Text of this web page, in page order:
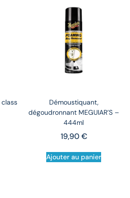
Démoustiquant,
dégoudronnant MEGUIAR’S –
444ml
19,90€
Ajouter au panier